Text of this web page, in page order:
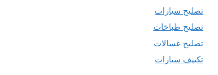
تصليح سيارات
تصليح طباخات
تصليح غسالات
تكييف سيارات